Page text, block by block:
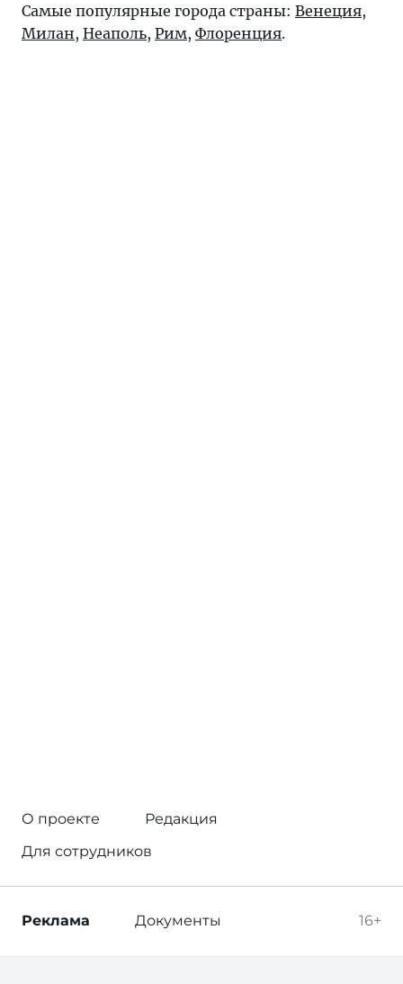
Самые популярные города страны: Венеция,
Милан, Неаполь, Рим, Флоренция.
О проекте
Редакция
Для сотрудников
16+
Реклама Документы